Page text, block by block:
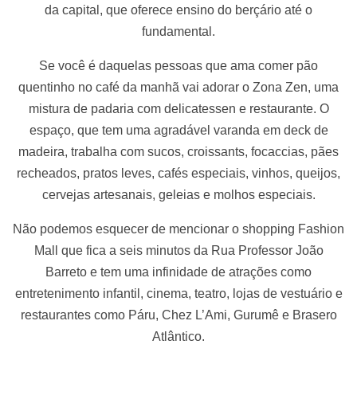
da capital, que oferece ensino do berçário até o
fundamental.
Se você é daquelas pessoas que ama comer pão
quentinho no café da manhã vai adorar o Zona Zen, uma
mistura de padaria com delicatessen e restaurante. O
espaço, que tem uma agradável varanda em deck de
madeira, trabalha com sucos, croissants, focaccias, pães
recheados, pratos leves, cafés especiais, vinhos, queijos,
cervejas artesanais, geleias e molhos especiais.
Não podemos esquecer de mencionar o shopping Fashion
Mall que fica a seis minutos da Rua Professor João
Barreto e tem uma infinidade de atrações como
entretenimento infantil, cinema, teatro, lojas de vestuário e
restaurantes como Páru, Chez L’Ami, Gurumê e Brasero
Atlântico.